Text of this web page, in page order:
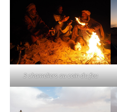
3 chameliers au coin du feu